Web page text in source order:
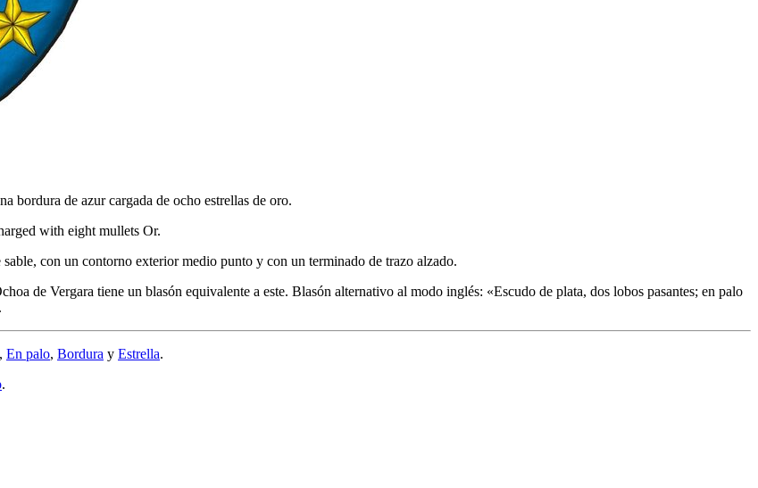
bordura de azur cargada de ocho estrellas de oro.
with eight mullets Or.
con un contorno exterior medio punto y con un terminado de trazo alzado.
de Vergara tiene un blasón equivalente a este. Blasón alternativo al modo inglés: «Escudo de plata, dos lobos pasantes; en palo
, En palo, Bordura y Estrella.
.